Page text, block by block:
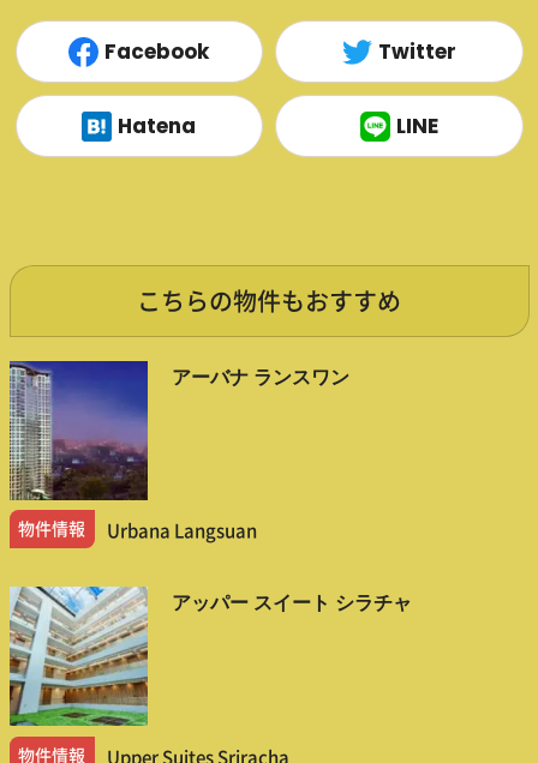
Facebook Twitter
Hatena LINE
こちらの物件もおすすめ
アーバナ ランスワン
物件情報 Urbana Langsuan
アッパー スイート シラチャ
物件情報 Upper Suites Sriracha